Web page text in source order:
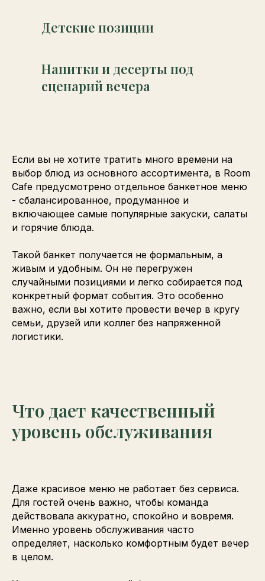
Детские позиции
Напитки и десерты под
сценарий вечера
Если вы не хотите тратить много времени на
выбор блюд из основного ассортимента, в Room
Cafe предусмотрено отдельное банкетное меню
- сбалансированное, продуманное и
включающее самые популярные закуски, салаты
и горячие блюда.
Такой банкет получается не формальным, а
живым и удобным. Он не перегружен
случайными позициями и легко собирается под
конкретный формат события. Это особенно
важно, если вы хотите провести вечер в кругу
семьи, друзей или коллег без напряженной
логистики.
Что дает качественный
уровень обслуживания
Даже красивое меню не работает без сервиса.
Для гостей очень важно, чтобы команда
действовала аккуратно, спокойно и вовремя.
Именно уровень обслуживания часто
определяет, насколько комфортным будет вечер
в целом.